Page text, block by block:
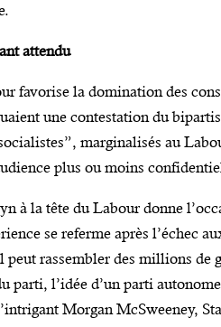
attendu
favorise la domination des
une contestation du
marginalisés au
plus ou moins
à la tête du Labour donne
se referme après l’échec
rassembler des millions de
l’idée d’un parti
Morgan McSweeney,